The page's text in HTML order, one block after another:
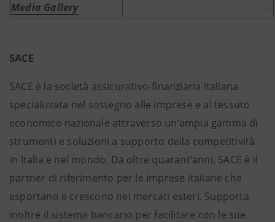
Media Gallery
SACE
SACE è la società assicurativo-finanziaria italiana
specializzata nel sostegno alle imprese e al tessuto
economico nazionale attraverso un’ampia gamma di
strumenti e soluzioni a supporto della competitività
in Italia e nel mondo. Da oltre quarant’anni, SACE è il
partner di riferimento per le imprese italiane che
esportano e crescono nei mercati esteri. Supporta
inoltre il sistema bancario per facilitare con le sue